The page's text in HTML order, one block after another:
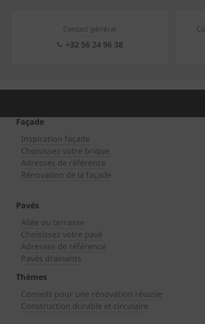
Contact général
+32 56 24 96 38
Façade
Inspiration façade
Choisissez votre brique
Adresses de référence
Rénovation de la façade
Pavés
Allée ou terrasse
Choisissez votre pavé
Adresses de référence
Pavés drainants
Thèmes
Conseils pour une rénovation réussie
Construction durable et circulaire